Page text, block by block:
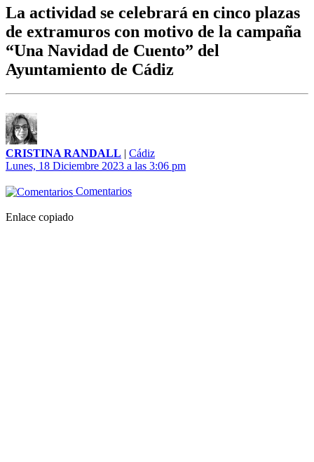
La actividad se celebrará en cinco plazas
de extramuros con motivo de la campaña
“Una Navidad de Cuento” del
Ayuntamiento de Cádiz
CRISTINA RANDALL | Cádiz
Lunes, 18 Diciembre 2023 a las 3:06 pm
Comentarios
Enlace copiado